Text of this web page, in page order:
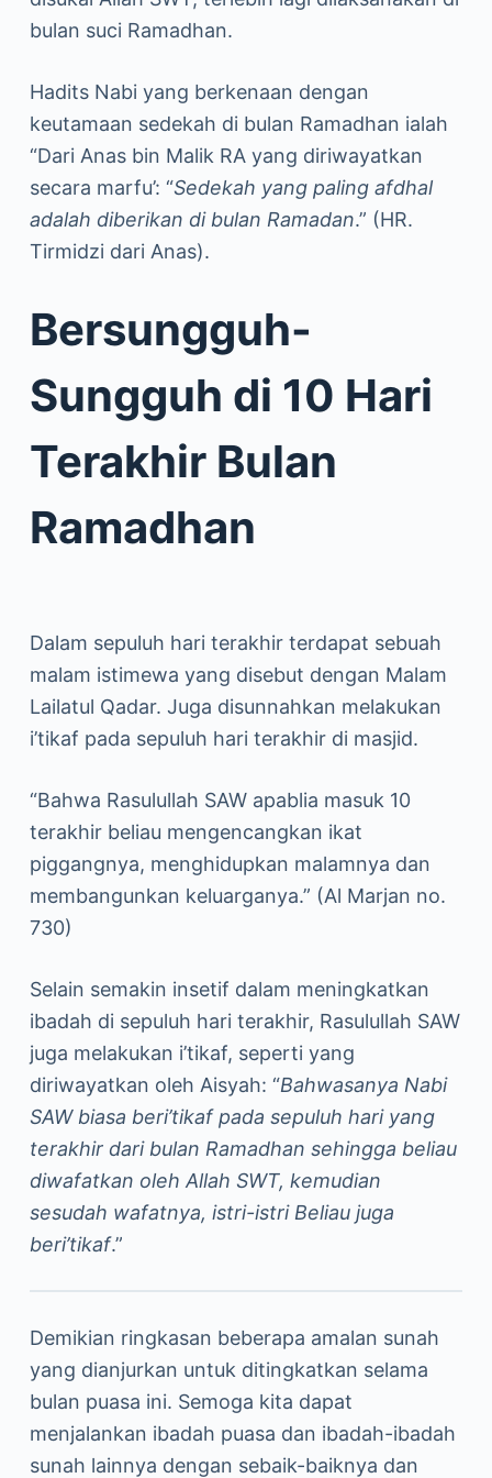
bulan suci Ramadhan.
Hadits Nabi yang berkenaan dengan
keutamaan sedekah di bulan Ramadhan ialah
“Dari Anas bin Malik RA yang diriwayatkan
secara marfu’: “Sedekah yang paling afdhal
adalah diberikan di bulan Ramadan.” (HR.
Tirmidzi dari Anas).
Bersungguh-
Sungguh di 10 Hari
Terakhir Bulan
Ramadhan
Dalam sepuluh hari terakhir terdapat sebuah
malam istimewa yang disebut dengan Malam
Lailatul Qadar. Juga disunnahkan melakukan
i’tikaf pada sepuluh hari terakhir di masjid.
“Bahwa Rasulullah SAW apablia masuk 10
terakhir beliau mengencangkan ikat
piggangnya, menghidupkan malamnya dan
membangunkan keluarganya.” (Al Marjan no.
730)
Selain semakin insetif dalam meningkatkan
ibadah di sepuluh hari terakhir, Rasulullah SAW
juga melakukan i’tikaf, seperti yang
diriwayatkan oleh Aisyah: “Bahwasanya Nabi
SAW biasa beri’tikaf pada sepuluh hari yang
terakhir dari bulan Ramadhan sehingga beliau
diwafatkan oleh Allah SWT, kemudian
sesudah wafatnya, istri-istri Beliau juga
beri’tikaf.”
Demikian ringkasan beberapa amalan sunah
yang dianjurkan untuk ditingkatkan selama
bulan puasa ini. Semoga kita dapat
menjalankan ibadah puasa dan ibadah-ibadah
sunah lainnya dengan sebaik-baiknya dan